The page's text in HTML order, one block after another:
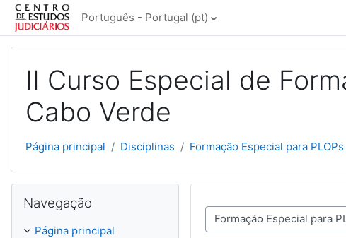
Ir para o conteúdo principal
Português - Portugal ‎(pt)‎
II Curso Especial de
Cabo Verde
Página principal Disciplinas Formação Especial para PLOPs
Categorias de disciplinas
Navegação
Página principal